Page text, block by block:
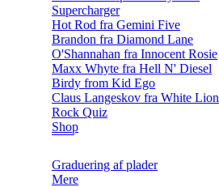
Supercharger
Hot Rod fra Gemini Five
Brandon fra Diamond Lane
O'Shannahan fra Innocent Rosie
Maxx Whyte fra Hell N' Diesel
Birdy from Kid Ego
Claus Langeskov fra White Lion
Rock Quiz
Shop
Graduering af plader
Mere